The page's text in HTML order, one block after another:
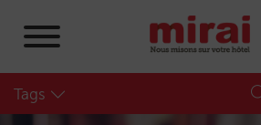
Tags